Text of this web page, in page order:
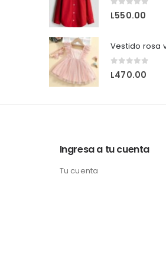
L550.00
L470.00
Ingresa a tu cuenta
Tu cuenta